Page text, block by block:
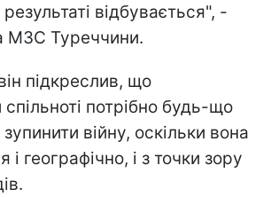
відбувається", -
МЗС Туреччини.
підкреслив, що
потрібно будь-що
війну, оскільки вона
географічно, і з точки зору